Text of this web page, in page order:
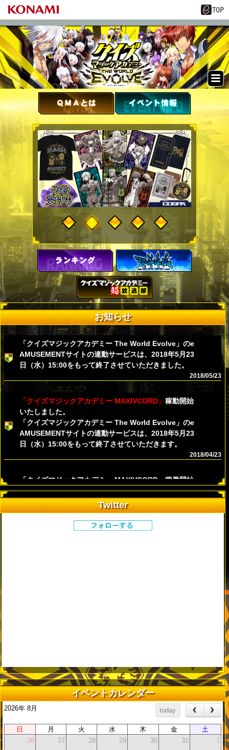
NU
お知らせ
「クイズマジックアカデミー The World Evolve」のe
AMUSEMENTサイトの連動サービスは、2018年5月23
日（水）15:00をもって終了させていただきました。
2018/05/23
「クイズマジックアカデミー MAXIVCORD」 稼動開始
いたしました。
「クイズマジックアカデミー The World Evolve」のe
AMUSEMENTサイトの連動サービスは、2018年5月23
日（水）15:00をもって終了させていただきます。
2018/04/23
「クイズマジックアカデミー MAXIVCORD」稼働開始
予定について
2018/04/20
ミューズメント施設で4/23（月）より順次稼働開始予定！
2）「クイズマジックアカデミーTHE WORLD EVOLVE」eAM
USEMENTサイトでのサークルページサービス終了
下記の機能が使用できなくなります。
・アクティブサークルの切り替え機能
・アクティブサークル設定の解除機能
※「クイズマジックアカデミーTHE WORLD EVOLVE」ゲーム
側でのサークル機能は、4月20日 15:00 以降も変わりなくご利
Twitter
イベントカレンダー
2026年 8月 today
日 月 火 水 木 金
土
26
27 28 29 30 31 1